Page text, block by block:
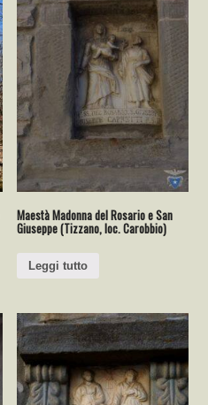
Maestà Madonna del Rosario e San
Giuseppe (Tizzano, loc. Carobbio)
Leggi tutto